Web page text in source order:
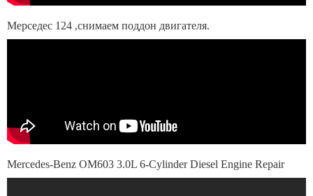
Мерседес 124 ,снимаем поддон двигателя.
Mercedes-Benz OM603 3.0L 6-Cylinder Diesel Engine Repair